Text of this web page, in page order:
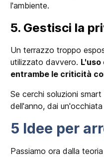
l'ambiente.
5. Gestisci la
Un terrazzo troppo
utilizzato davvero.
entrambe le criticità
Se cerchi soluzioni
dell'anno, dai
5 Idee per
Passiamo ora dalla